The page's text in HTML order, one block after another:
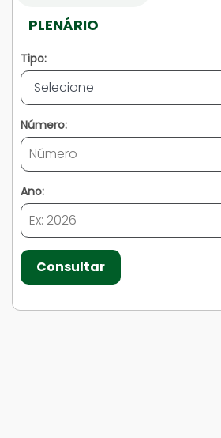
PLENÁRIO
Tipo:
Número:
Ano:
Consultar